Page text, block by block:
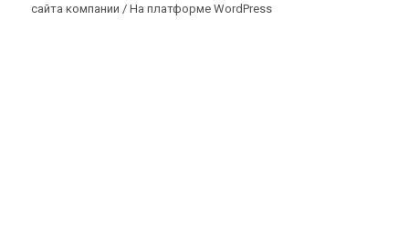
сайта компании /На платформе WordPress